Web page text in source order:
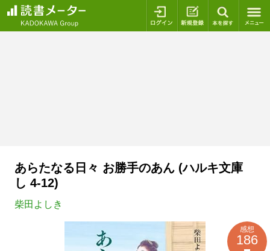
ログイン 新規登録
あらたなる日々 お勝手のあん (ハルキ文庫
し 4-12)
柴田よしき
感想
186